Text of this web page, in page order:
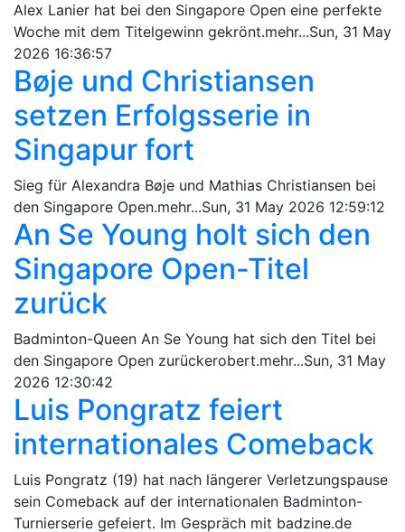
Alex Lanier hat bei den Singapore Open eine perfekte
Woche mit dem Titelgewinn gekrönt.mehr...Sun, 31 May
2026 16:36:57
Bøje und Christiansen
setzen Erfolgsserie in
Singapur fort
Sieg für Alexandra Bøje und Mathias Christiansen bei
den Singapore Open.mehr...Sun, 31 May 2026 12:59:12
An Se Young holt sich den
Singapore Open-Titel
zurück
Badminton-Queen An Se Young hat sich den Titel bei
den Singapore Open zurückerobert.mehr...Sun, 31 May
2026 12:30:42
Luis Pongratz feiert
internationales Comeback
Luis Pongratz (19) hat nach längerer Verletzungspause
sein Comeback auf der internationalen Badminton-
Turnierserie gefeiert. Im Gespräch mit badzine.de